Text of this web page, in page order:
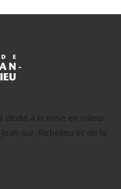
dédié à la mise en valeur
sur-Richelieu et de la